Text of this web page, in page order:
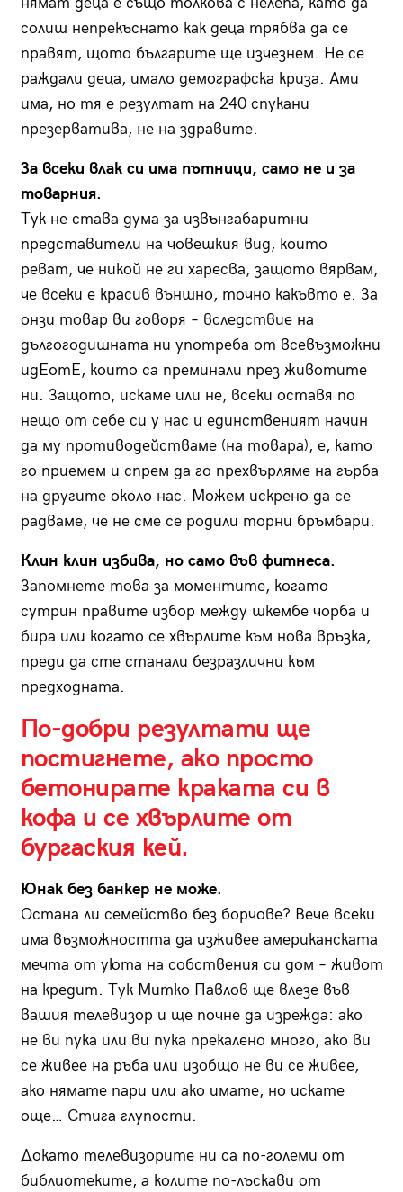
солиш непрекъснато как деца трябва да се
правят, щото българите ще изчезнем. Не се
раждали деца, имало демографска криза. Ами
има, но тя е резултат на 240 спукани
презерватива, не на здравите.
За всеки влак си има пътници, само не и за
товарния.
Тук не става дума за извънгабаритни
представители на човешкия вид, които
реват, че никой не ги харесва, защото вярвам,
че всеки е красив външно, точно какъвто е. За
онзи товар ви говоря – вследствие на
дългогодишната ни употреба от всевъзможни
идЕотЕ, които са преминали през животите
ни. Защото, искаме или не, всеки оставя по
нещо от себе си у нас и единственият начин
да му противодействаме (на товара), е, като
го приемем и спрем да го прехвърляме на гърба
на другите около нас. Можем искрено да се
радваме, че не сме се родили торни бръмбари.
Клин клин избива, но само във фитнеса.
Запомнете това за моментите, когато
сутрин правите избор между шкембе чорба и
бира или когато се хвърлите към нова връзка,
преди да сте станали безразлични към
предходната.
По-добри резултати ще
постигнете, ако просто
бетонирате краката си в
кофа и се хвърлите от
бургаския кей.
Юнак без банкер не може.
Остана ли семейство без борчове? Вече всеки
има възможността да изживее американската
мечта от уюта на собствения си дом – живот
на кредит. Тук Митко Павлов ще влезе във
вашия телевизор и ще почне да изрежда: ако
не ви пука или ви пука прекалено много, ако ви
се живее на ръба или изобщо не ви се живее,
ако нямате пари или ако имате, но искате
още… Стига глупости.
Докато телевизорите ни са по-големи от
библиотеките, а колите по-лъскави от